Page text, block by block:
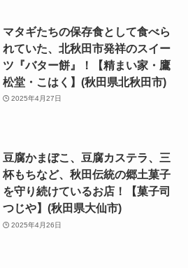
マタギたちの保存食として食べら
れていた、北秋田市発祥のスイー
ツ『バター餅』！【精まい家・鷹
松堂・こはく】(秋田県北秋田市)
2025年4月27日
豆腐かまぼこ、豆腐カステラ、三
杯もちなど、秋田伝統の郷土菓子
を守り続けているお店！【菓子司
つじや】(秋田県大仙市)
2025年4月26日